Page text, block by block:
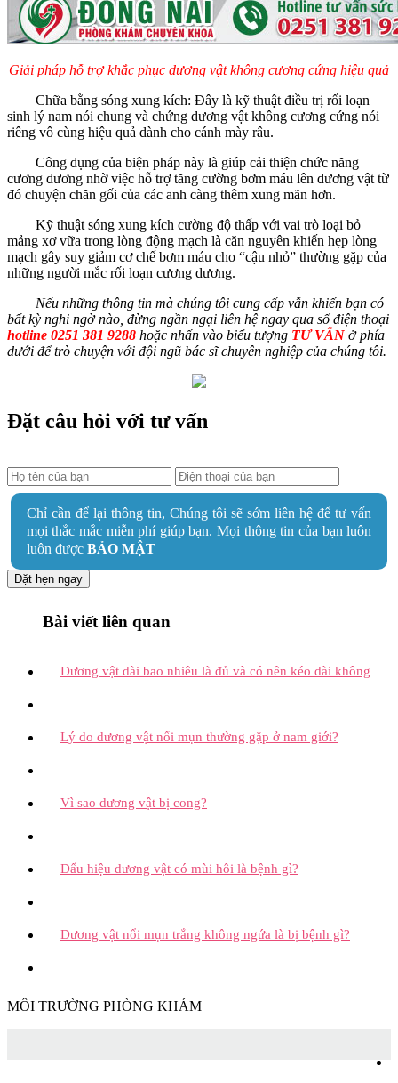
Giải pháp hỗ trợ khắc phục dương vật không cương cứng hiệu quả
Chữa bằng sóng xung kích: Đây là kỹ thuật điều trị rối loạn
sinh lý nam nói chung và chứng dương vật không cương cứng nói
riêng vô cùng hiệu quả dành cho cánh mày râu.
Công dụng của biện pháp này là giúp cải thiện chức năng
cương dương nhờ việc hỗ trợ tăng cường bơm máu lên dương vật từ
đó chuyện chăn gối của các anh càng thêm xung mãn hơn.
Kỹ thuật sóng xung kích cường độ thấp với vai trò loại bỏ
mảng xơ vữa trong lòng động mạch là căn nguyên khiến hẹp lòng
mạch gây suy giảm cơ chế bơm máu cho “cậu nhỏ” thường gặp của
những người mắc rối loạn cương dương.
Nếu những thông tin mà chúng tôi cung cấp vẫn khiến bạn có
bất kỳ nghi ngờ nào, đừng ngần ngại liên hệ ngay qua số điện thoại
hotline 0251 381 9288 hoặc nhấn vào biểu tượng TƯ VẤN ở phía
dưới để trò chuyện với đội ngũ bác sĩ chuyên nghiệp của chúng tôi.
Đặt câu hỏi với tư vấn
Chỉ cần để lại thông tin, Chúng tôi sẽ sớm liên hệ để tư vấn
mọi thắc mắc miễn phí giúp bạn. Mọi thông tin của bạn luôn
luôn được BẢO MẬT
Đặt hẹn ngay
Bài viết liên quan
Dương vật dài bao nhiêu là đủ và có nên kéo dài không
Lý do dương vật nổi mụn thường gặp ở nam giới?
Vì sao dương vật bị cong?
Dấu hiệu dương vật có mùi hôi là bệnh gì?
Dương vật nổi mụn trắng không ngứa là bị bệnh gì?
MÔI TRƯỜNG PHÒNG KHÁM